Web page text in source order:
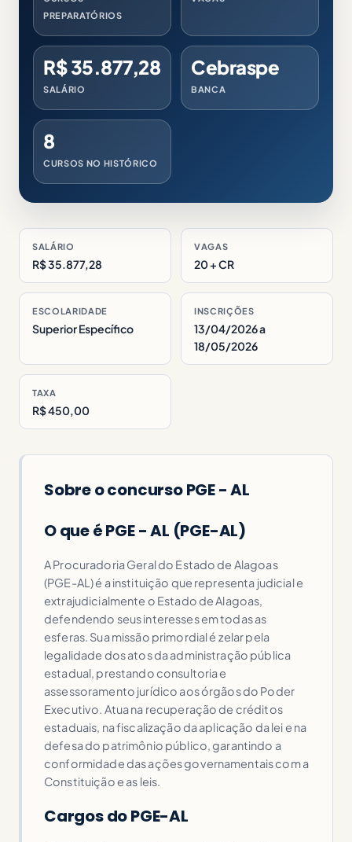
PREPARATÓRIOS
R$ 35.877,28
SALÁRIO
Cebraspe
BANCA
8
CURSOS NO HISTÓRICO
SALÁRIO
R$ 35.877,28
VAGAS
20 + CR
ESCOLARIDADE
Superior Específico
INSCRIÇÕES
13/04/2026 a
18/05/2026
TAXA
R$ 450,00
Sobre o concurso PGE - AL
O que é PGE - AL (PGE-AL)
A Procuradoria Geral do Estado de Alagoas
(PGE-AL) é a instituição que representa judicial e
extrajudicialmente o Estado de Alagoas,
defendendo seus interesses em todas as
esferas. Sua missão primordial é zelar pela
legalidade dos atos da administração pública
estadual, prestando consultoria e
assessoramento jurídico aos órgãos do Poder
Executivo. Atua na recuperação de créditos
estaduais, na fiscalização da aplicação da lei e na
defesa do patrimônio público, garantindo a
conformidade das ações governamentais com a
Constituição e as leis.
Cargos do PGE-AL